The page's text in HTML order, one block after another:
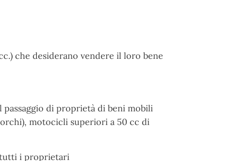
che desiderano vendere il loro bene
passaggio di proprietà di beni mobili
motocicli superiori a 50 cc di
tutti i proprietari